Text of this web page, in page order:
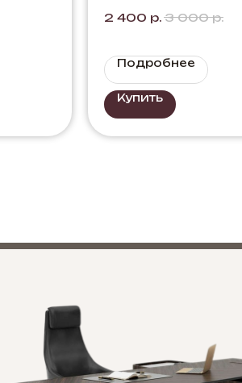
Элисон + Черный
2 400 р. 3 000 р.
Подробнее
Купить